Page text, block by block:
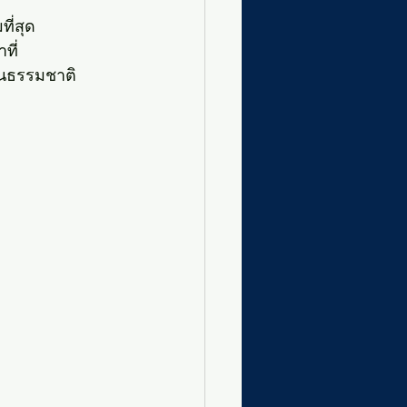
ที่สุด
ที่
ธรรมชาติ